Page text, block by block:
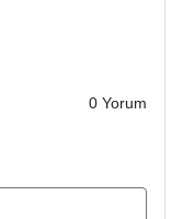
0 Yorum